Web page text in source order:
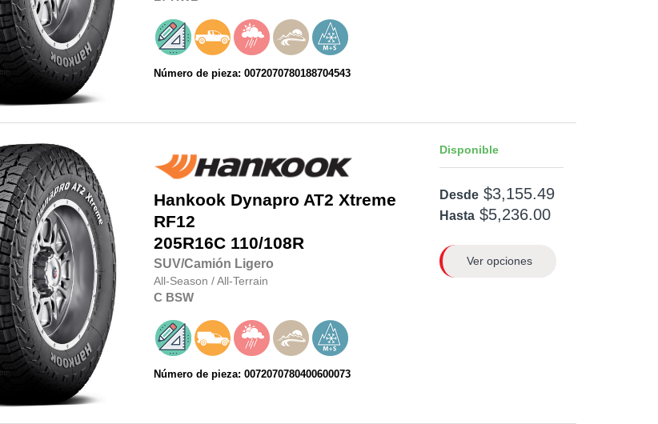
Número de pieza: 0072070780188704543
Hankook Dynapro AT2 Xtreme
RF12
205R16C110/108R
SUV/Camión Ligero
All-Season /All-Terrain
C BSW
Número de pieza: 0072070780400600073
Disponible
Desde $3,155.49
Hasta $5,236.00
Ver opciones